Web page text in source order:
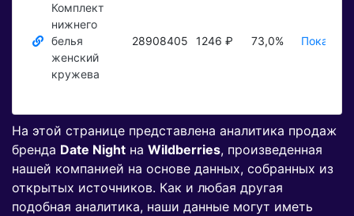
Комплект
нижнего
белья
женский
кружева
28908405 1246 ₽ 73,0%
На этой странице представлена аналитика продаж
бренда Date Night на Wildberries, произведенная
нашей компанией на основе данных, собранных из
открытых источников. Как и любая другая
подобная аналитика, наши данные могут иметь